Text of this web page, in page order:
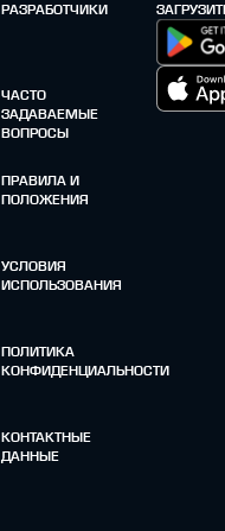
РАЗРАБОТЧИКИ
ЧАСТО
ЗАДАВАЕМЫЕ
ВОПРОСЫ
ПРАВИЛА И
ПОЛОЖЕНИЯ
УСЛОВИЯ
ИСПОЛЬЗОВАНИЯ
ПОЛИТИКА
КОНФИДЕНЦИАЛЬНОСТИ
КОНТАКТНЫЕ
ДАННЫЕ